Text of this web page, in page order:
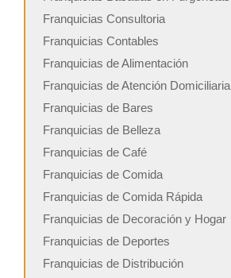
Franquicias Consultoria
Franquicias Contables
Franquicias de Alimentación
Franquicias de Atención Domiciliaria
Franquicias de Bares
Franquicias de Belleza
Franquicias de Café
Franquicias de Comida
Franquicias de Comida Rápida
Franquicias de Decoración y Hogar
Franquicias de Deportes
Franquicias de Distribución